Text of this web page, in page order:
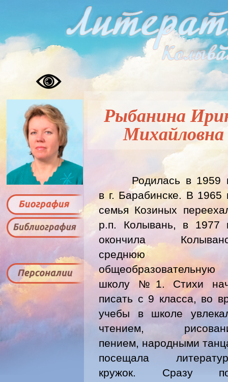
Рыбанина
Михайловна
Родилась в 1959
в г. Барабинске. В 1965
семья Козиных
р.п. Колывань, в 1977
окончила
среднюю
общеобразовательную
школу №1. Стихи
писать с 9 класса, во
учебы в школе
чтением,
пением, народными
посещала
кружок. Сразу